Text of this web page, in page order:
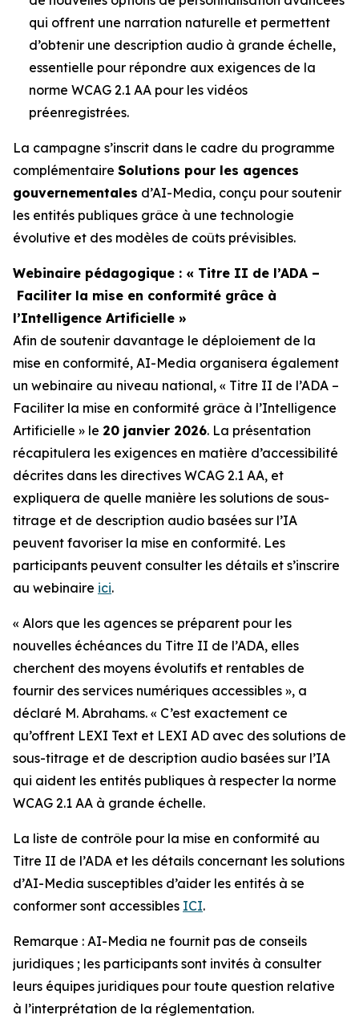
qui offrent une narration naturelle et permettent
d’obtenir une description audio à grande échelle,
essentielle pour répondre aux exigences de la
norme WCAG 2.1 AA pour les vidéos
préenregistrées.
La campagne s’inscrit dans le cadre du programme
complémentaire Solutions pour les agences
gouvernementales d’AI-Media, conçu pour soutenir
les entités publiques grâce à une technologie
évolutive et des modèles de coûts prévisibles.
Webinaire pédagogique : « Titre II de l’ADA –
Faciliter la mise en conformité grâce à
l’Intelligence Artificielle »
Afin de soutenir davantage le déploiement de la
mise en conformité, AI-Media organisera également
un webinaire au niveau national, « Titre II de l’ADA –
Faciliter la mise en conformité grâce à l’Intelligence
Artificielle » le 20 janvier 2026. La présentation
récapitulera les exigences en matière d’accessibilité
décrites dans les directives WCAG 2.1 AA, et
expliquera de quelle manière les solutions de sous-
titrage et de description audio basées sur l’IA
peuvent favoriser la mise en conformité. Les
participants peuvent consulter les détails et s’inscrire
au webinaire ici.
« Alors que les agences se préparent pour les
nouvelles échéances du Titre II de l’ADA, elles
cherchent des moyens évolutifs et rentables de
fournir des services numériques accessibles », a
déclaré M. Abrahams. « C’est exactement ce
qu’offrent LEXI Text et LEXI AD avec des solutions de
sous-titrage et de description audio basées sur l’IA
qui aident les entités publiques à respecter la norme
WCAG 2.1 AA à grande échelle.
La liste de contrôle pour la mise en conformité au
Titre II de l’ADA et les détails concernant les solutions
d’AI-Media susceptibles d’aider les entités à se
conformer sont accessibles ICI.
Remarque : AI-Media ne fournit pas de conseils
juridiques ; les participants sont invités à consulter
leurs équipes juridiques pour toute question relative
à l’interprétation de la réglementation.